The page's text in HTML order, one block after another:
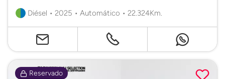
Diésel • 2025 • Automático • 22.324Km.
Reservado